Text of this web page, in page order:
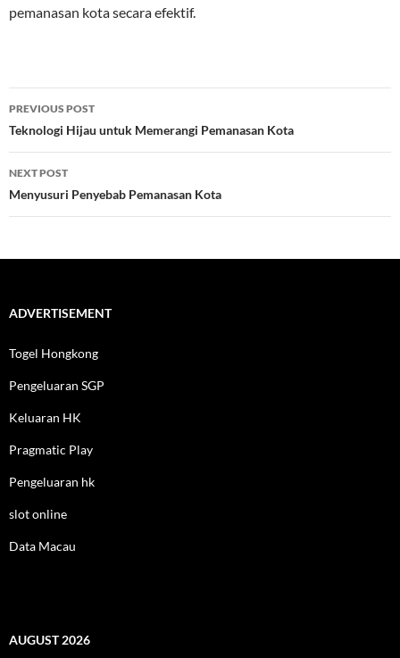
pemanasan kota secara efektif.
Post
navigation
PREVIOUS POST
Teknologi Hijau untuk Memerangi Pemanasan Kota
NEXT POST
Menyusuri Penyebab Pemanasan Kota
ADVERTISEMENT
Togel Hongkong
Pengeluaran SGP
Keluaran HK
Pragmatic Play
Pengeluaran hk
slot online
Data Macau
AUGUST 2026